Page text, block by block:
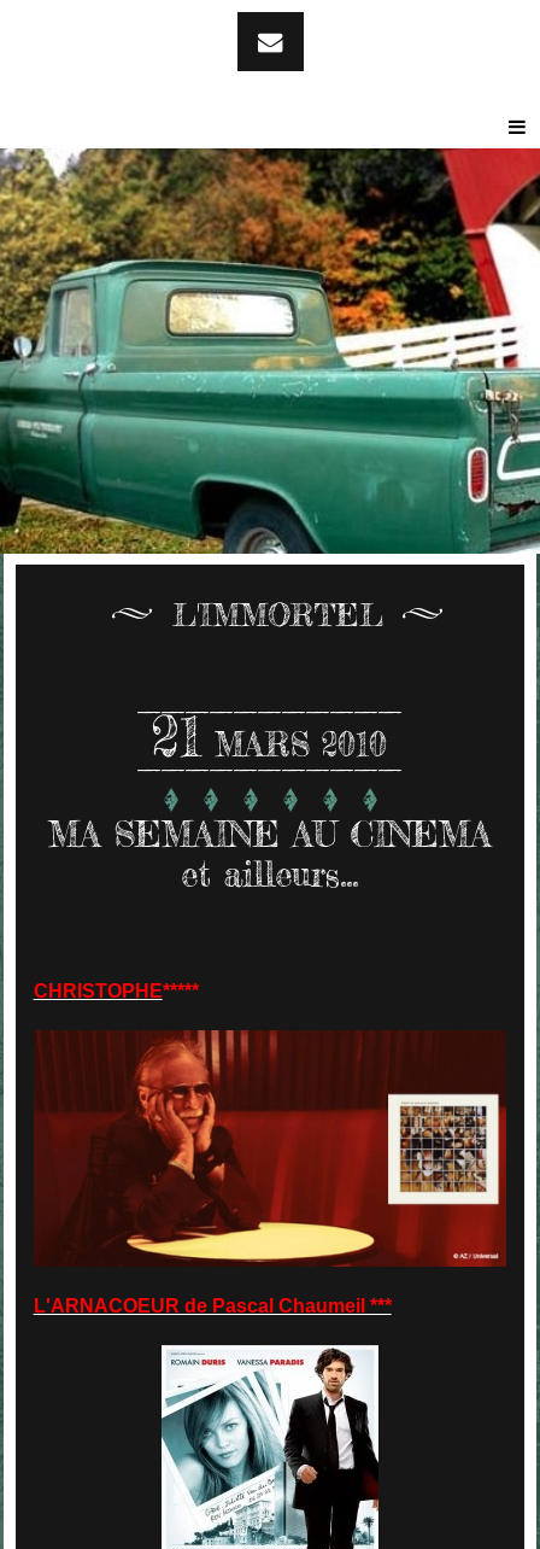
L'IMMORTEL
21 MARS 2010
MA SEMAINE AU CINEMA
et ailleurs...
CHRISTOPHE*****
L'ARNACOEUR de Pascal Chaumeil ***